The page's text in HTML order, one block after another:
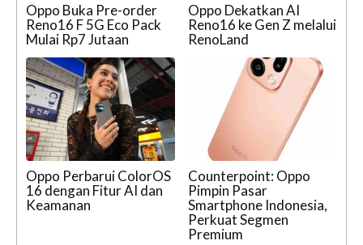
Oppo Buka Pre-order
Reno16 F 5G Eco Pack
Mulai Rp7 Jutaan
Oppo Dekatkan AI
Reno16 ke Gen Z melalui
RenoLand
Oppo Perbarui ColorOS
16 dengan Fitur AI dan
Keamanan
Counterpoint: Oppo
Pimpin Pasar
Smartphone Indonesia,
Perkuat Segmen
Premium